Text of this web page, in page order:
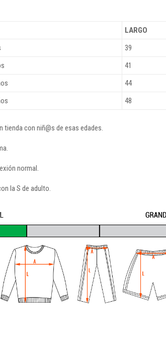
LARGO
39
41
44
48
tienda con niñ@s de esas edades.
normal.
la S de adulto.